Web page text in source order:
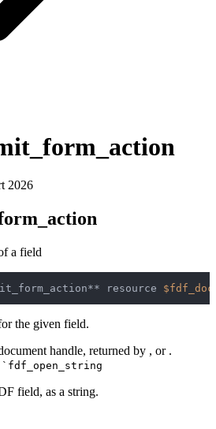
2026
a field
resource
the given field.
handle, returned by , or .
field, as a string.